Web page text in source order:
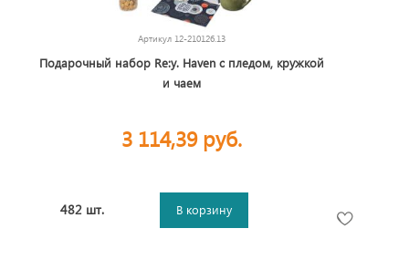
Артикул 12-210126.13
Подарочный набор Re:y. Haven с пледом, кружкой
и чаем
3 114,39 руб.
482 шт. В корзину